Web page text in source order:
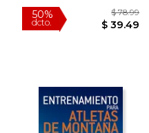
50%
$ 39.49